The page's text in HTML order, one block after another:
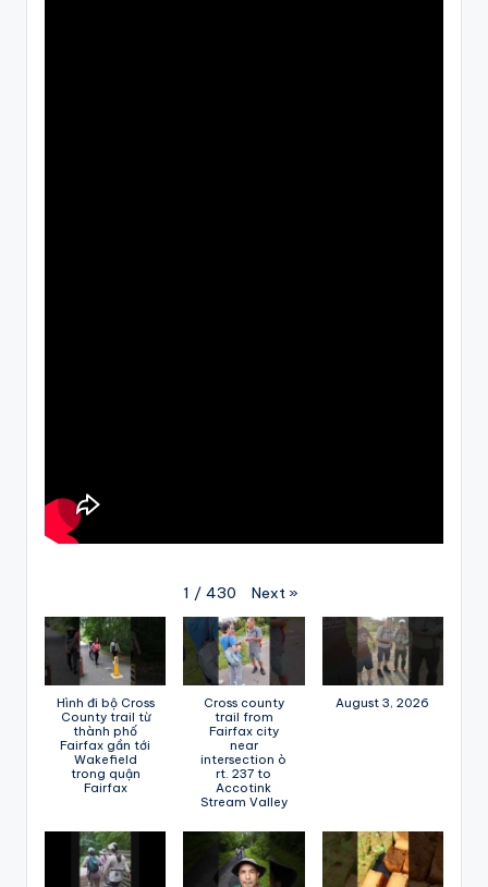
1 / 430 Next »
Hình đi bộ Cross
County trail từ
thành phố
Fairfax gần tới
Wakefield
trong quận
Fairfax
Cross county
trail from
Fairfax city
near
intersection ò
rt. 237 to
Accotink
Stream Valley
August 3, 2026